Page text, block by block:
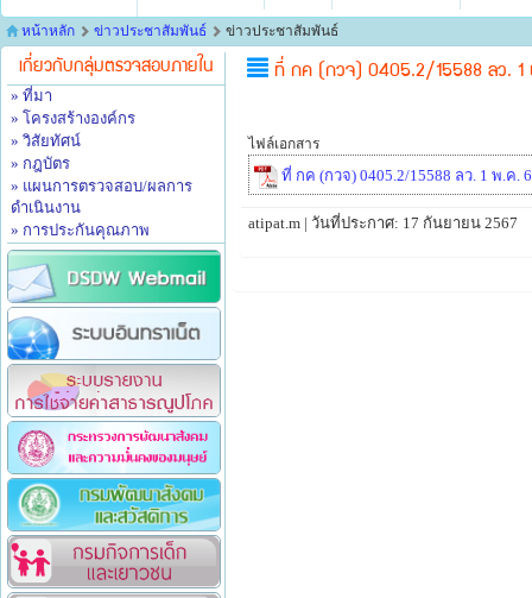
หน้าหลัก ข่าวประชาสัมพันธ์ ข่าวประชาสัมพันธ์
เกี่ยวกับกลุ่มตรวจสอบภายใน
» ที่มา
» โครงสร้างองค์กร
» วิสัยทัศน์
» กฎบัตร
» แผนการตรวจสอบ/ผลการ
ดำเนินงาน
» การประกันคุณภาพ
ที่ กค (กวจ) 0405.2/15588 ลว. 1
ไฟล์เอกสาร
ที่ กค (กวจ) 0405.2/15588 ลว. 1 พ.
atipat.m | วันที่ประกาศ: 17 กันยายน 2567